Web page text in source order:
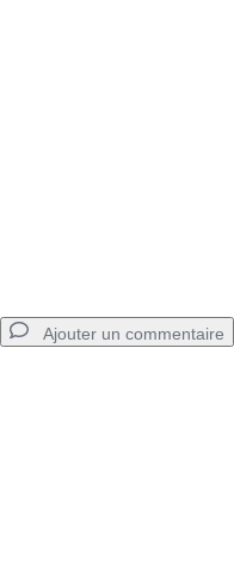
Ajouter un commentaire